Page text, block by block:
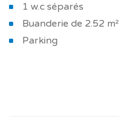
1 w.c séparés
Buanderie de 2.52 m²
Parking